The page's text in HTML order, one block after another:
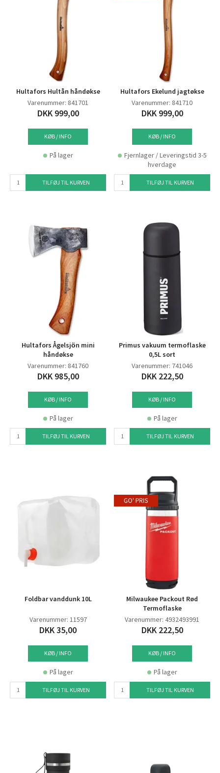
Hultafors Hultån håndøkse
Varenummer: 841701
DKK 999,00
KØB / INFO
På lager
TILFØJ TIL KURVEN
Hultafors Ekelund jagtøkse
Varenummer: 841710
DKK 999,00
KØB / INFO
Fjernlager / Leveringstid 3-5
hverdage
TILFØJ TIL KURVEN
Hultafors Ågelsjön mini
håndøkse
Varenummer: 841760
DKK 985,00
KØB / INFO
På lager
TILFØJ TIL KURVEN
Primus vakuum termoflaske
0,5L sort
Varenummer: 741046
DKK 222,50
KØB / INFO
På lager
TILFØJ TIL KURVEN
Foldbar vanddunk 10L
Varenummer: 11597
DKK 35,00
KØB / INFO
På lager
TILFØJ TIL KURVEN
Milwaukee Packout Rød
Termoflaske
Varenummer: 4932493991
DKK 222,50
KØB / INFO
På lager
TILFØJ TIL KURVEN